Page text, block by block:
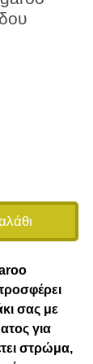
σας με
για
στρώμα,